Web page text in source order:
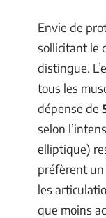
Envie de
sollicitant le
distingue.
tous les
dépense de
selon
elliptique)
préfèrent
les
que moins